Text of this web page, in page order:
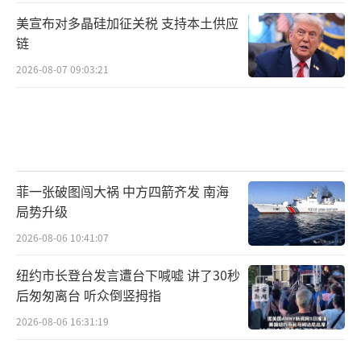
美宣布对多晶硅加征关税 支持本土供应
链
2026-08-07 09:03:21
菲一张破图闯大祸 中方四箭齐发 南海
局势升级
2026-08-06 10:41:07
纽约市长登台发言遭台下喊嘘 讲了30秒
后匆匆离台 听众倒竖拇指
2026-08-06 16:31:19